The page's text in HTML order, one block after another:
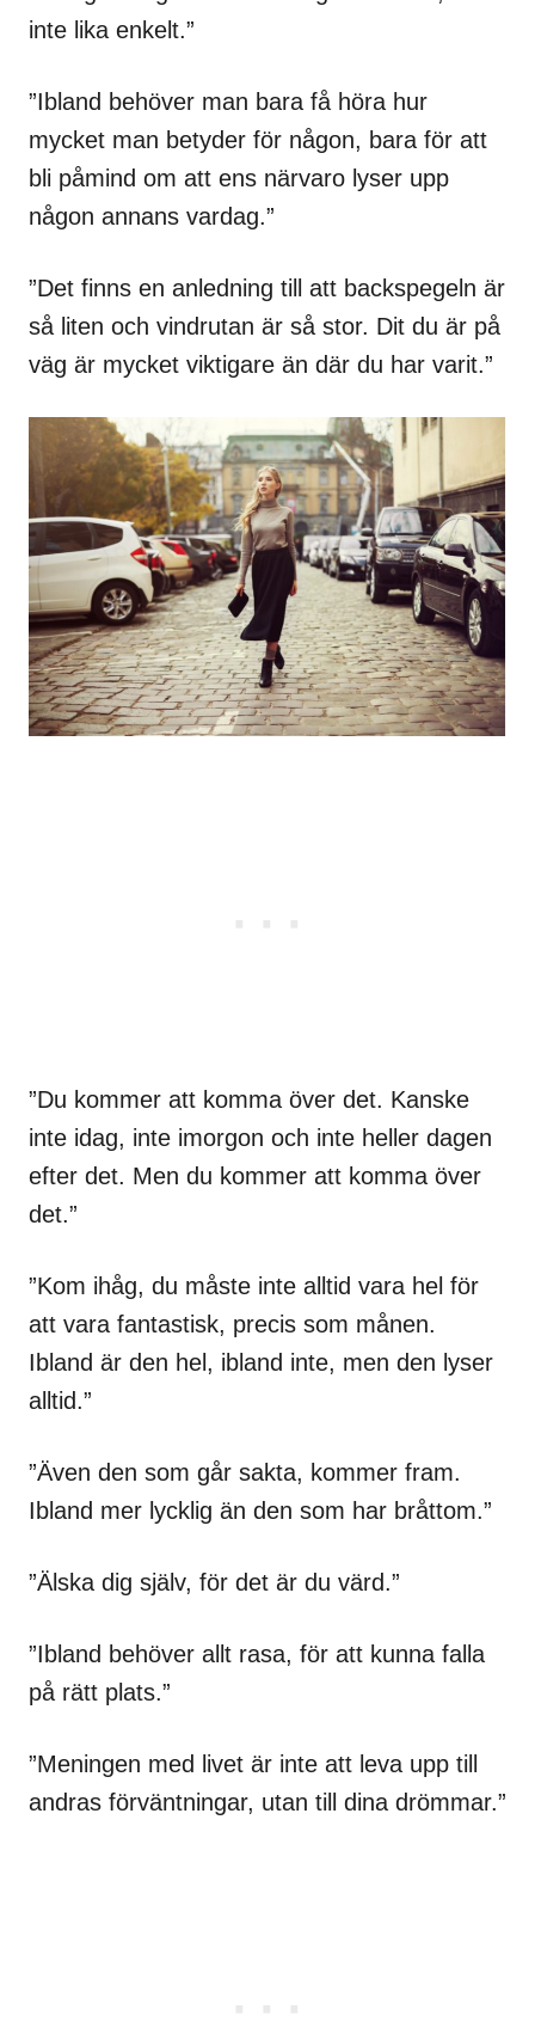
inte lika enkelt.”
”Ibland behöver man bara få höra hur
mycket man betyder för någon, bara för att
bli påmind om att ens närvaro lyser upp
någon annans vardag.”
”Det finns en anledning till att backspegeln är
så liten och vindrutan är så stor. Dit du är på
väg är mycket viktigare än där du har varit.”
”Du kommer att komma över det. Kanske
inte idag, inte imorgon och inte heller dagen
efter det. Men du kommer att komma över
det.”
”Kom ihåg, du måste inte alltid vara hel för
att vara fantastisk, precis som månen.
Ibland är den hel, ibland inte, men den lyser
alltid.”
”Även den som går sakta, kommer fram.
Ibland mer lycklig än den som har bråttom.”
”Älska dig själv, för det är du värd.”
”Ibland behöver allt rasa, för att kunna falla
på rätt plats.”
”Meningen med livet är inte att leva upp till
andras förväntningar, utan till dina drömmar.”